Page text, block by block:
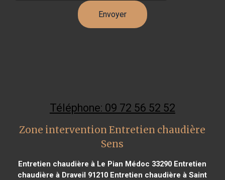
Téléphone: 09 72 56 52 52
Zone intervention Entretien chaudière
Sens
Entretien chaudière à Le Pian Médoc 33290 Entretien
chaudière à Draveil 91210 Entretien chaudière à Saint